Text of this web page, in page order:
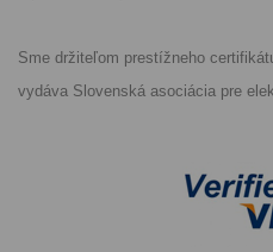
Sme držiteľom prestížneho
vydáva Slovenská asociácia pre